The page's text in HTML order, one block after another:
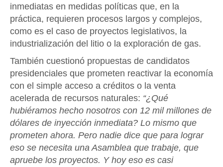
inmediatas en medidas políticas que, en la
práctica, requieren procesos largos y complejos,
como es el caso de proyectos legislativos, la
industrialización del litio o la exploración de gas.
También cuestionó propuestas de candidatos
presidenciales que prometen reactivar la economía
con el simple acceso a créditos o la venta
acelerada de recursos naturales: “¿Qué
hubiéramos hecho nosotros con 12 mil millones de
dólares de inyección inmediata? Lo mismo que
prometen ahora. Pero nadie dice que para lograr
eso se necesita una Asamblea que trabaje, que
apruebe los proyectos. Y hoy eso es casi